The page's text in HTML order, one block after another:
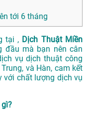
tới 6 tháng
tại , Dịch Thuật Miền
đầu mà bạn nên cân
vụ dịch thuật công
và Hàn, cam kết
với chất lượng dịch vụ